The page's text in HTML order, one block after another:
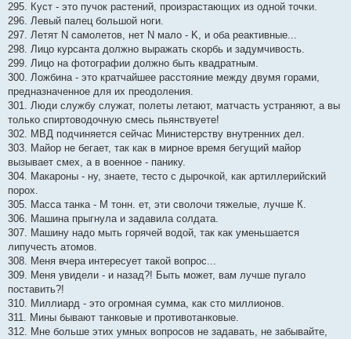
295. Куст - это пучок растений, произрастающих из одной точки.
296. Левый палец большой ноги.
297. Летят N самолетов, нет N мало - K, и оба реактивные...
298. Лицо курсанта должно выражать скорбь и задумчивость.
299. Лицо на фотографии должно быть квадратным.
300. Ложбина - это кратчайшее расстояние между двумя горами,
предназначенное для их преодоления.
301. Люди службу служат, полеты летают, матчасть устраняют, а вы
только спиртоводочную смесь пьянствуете!
302. МВД подчиняется сейчас Министерству внутренних дел.
303. Майор не бегает, так как в мирное время бегущий майор
вызывает смех, а в военное - панику.
304. Макароны - ну, знаете, тесто с дырочкой, как артиллерийский
порох.
305. Масса танка - М тонн. ет, эти сволочи тяжелые, лучше К.
306. Машина прыгнула и задавила солдата.
307. Машину надо мыть горячей водой, так как уменьшается
липучесть атомов.
308. Меня вчера интересует такой вопрос...
309. Меня увидели - и назад?! Быть может, вам лучше пугало
поставить?!
310. Миллиард - это огромная сумма, как сто миллионов.
311. Мины бывают танковые и противотанковые.
312. Мне больше этих умных вопросов не задавать, не забывайте,